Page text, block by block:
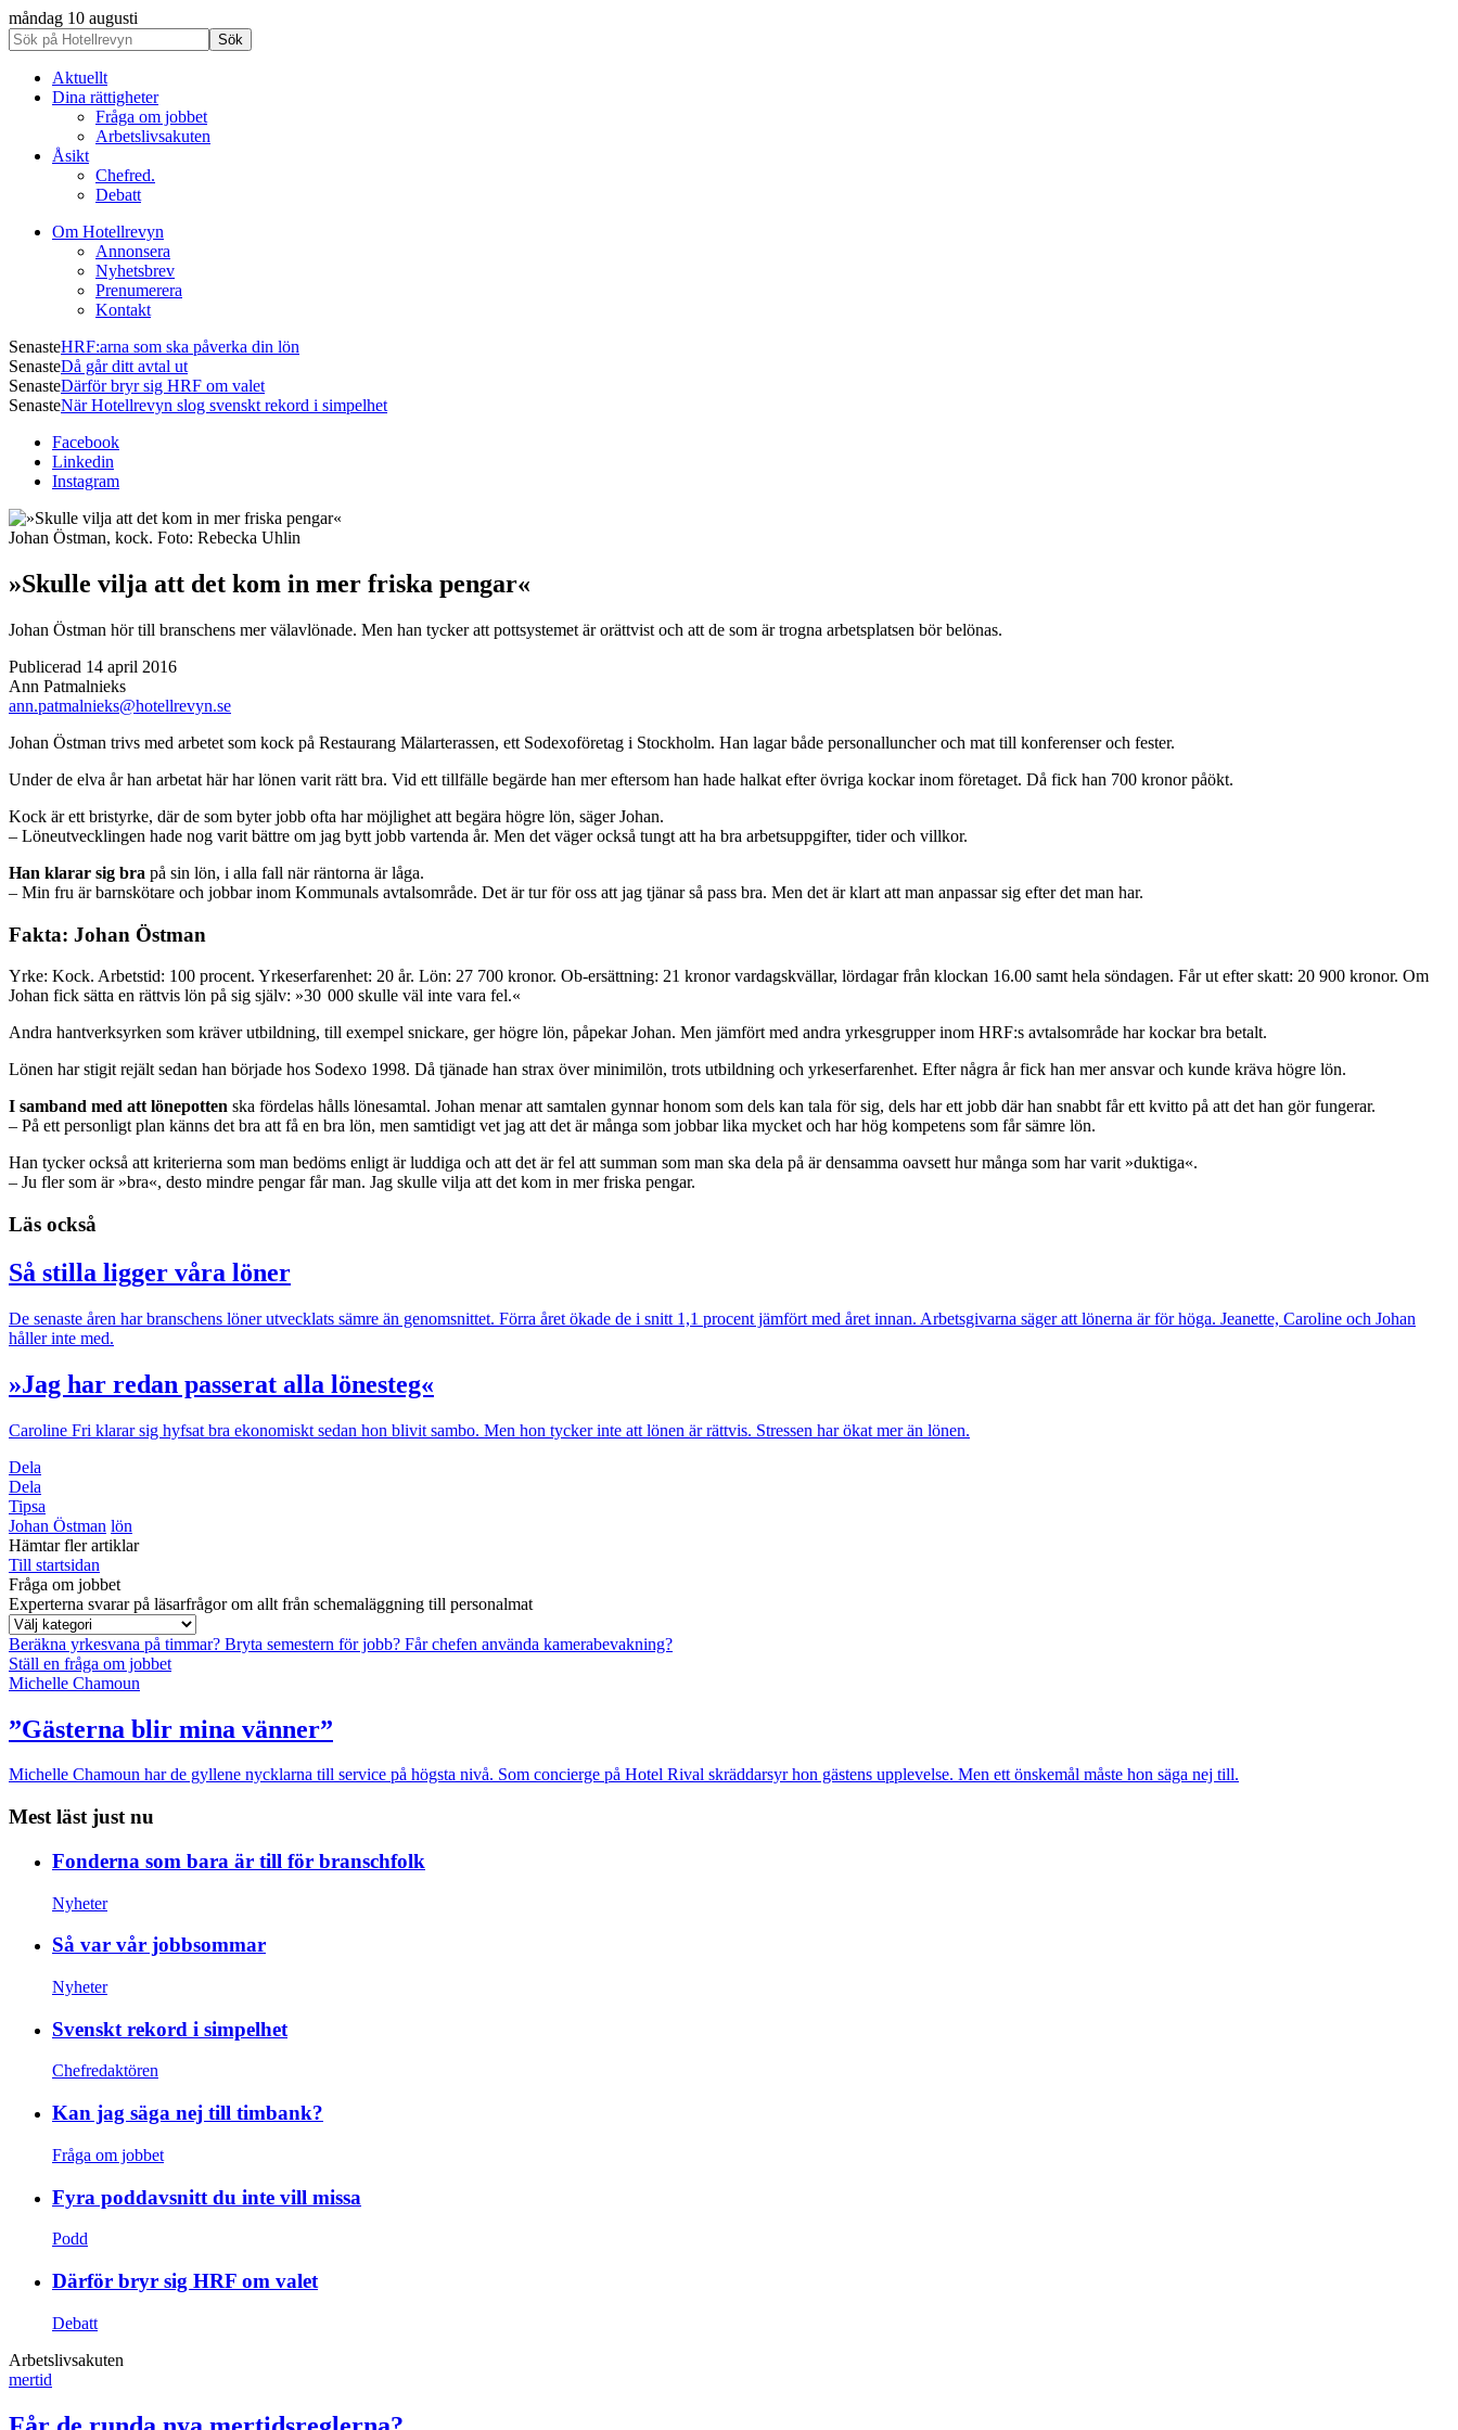
måndag 10 augusti
Aktuellt
Dina rättigheter
Fråga om jobbet
Arbetslivsakuten
Åsikt
Chefred.
Debatt
Om Hotellrevyn
Annonsera
Nyhetsbrev
Prenumerera
Kontakt
SenasteHRF:arna som ska påverka din lön
SenasteDå går ditt avtal ut
SenasteDärför bryr sig HRF om valet
SenasteNär Hotellrevyn slog svenskt rekord i simpelhet
Facebook
Linkedin
Instagram
Johan Östman, kock. Foto: Rebecka Uhlin
»Skulle vilja att det kom in mer friska pengar«
Johan Östman hör till branschens mer väl­avlönade. Men han tycker att pottsystemet är orättvist och att de som är trogna arbetsplatsen bör belönas.
Publicerad 14 april 2016
Ann Patmalnieks
ann.patmalnieks@hotellrevyn.se
Johan Östman trivs med arbetet som kock på Restaurang Mälarterassen, ett Sodexoföretag i Stockholm. Han lagar både personalluncher och mat till konferenser och fester.
Under de elva år han arbetat här har lönen varit rätt bra. Vid ett tillfälle begärde han mer eftersom han hade halkat efter övriga kockar inom företaget. Då fick han 700 kronor påökt.
Kock är ett bristyrke, där de som byter jobb ofta har möjlighet att begära högre lön, säger Johan.
– Löneutvecklingen hade nog varit bättre om jag bytt jobb vartenda år. Men det väger också tungt att ha bra arbetsuppgifter, tider och villkor.
Han klarar sig bra på sin lön, i alla fall när räntorna är låga.
– Min fru är barnskötare och jobbar inom Kommunals avtalsområde. Det är tur för oss att jag tjänar så pass bra. Men det är klart att man anpassar sig efter det man har.
Fakta: Johan Östman
Yrke: Kock. Arbetstid: 100 procent. Yrkeserfarenhet: 20 år. Lön: 27 700 kronor. Ob-ersättning: 21 kronor vardags­kvällar, lördagar från klockan 16.00 samt hela söndagen. Får ut efter skatt: 20 900 kronor. Om
Johan fick sätta en rättvis lön på sig själv: »30 000 skulle väl inte vara fel.«
Andra hantverksyrken som kräver utbildning, till exempel snickare, ger högre lön, påpekar Johan. Men jämfört med andra yrkesgrupper inom HRF:s avtalsområde har kockar bra ­betalt.
Lönen har stigit rejält sedan han började hos Sodexo 1998. Då tjänade han strax över minimi­lön, trots utbildning och yrkeserfarenhet. Efter några år fick han mer ansvar och kunde kräva högre lön.
I samband med att lönepotten ska fördelas hålls lönesamtal. Johan menar att samtalen gynnar honom som dels kan tala för sig, dels har ett jobb där han snabbt får ett kvitto på att det han gör fungerar.
– På ett personligt plan känns det bra att få en bra lön, men samtidigt vet jag att det är många som jobbar lika mycket och har hög kompetens som får sämre lön.
Han tycker också att kriterierna som man bedöms enligt är luddiga och att det är fel att summan som man ska dela på är densamma oavsett hur många som har varit »duktiga«.
– Ju fler som är »bra«, desto mindre pengar får man. Jag skulle vilja att det kom in mer friska pengar.
Läs också
Så stilla ligger våra löner
De senaste åren har branschens löner utvecklats sämre än genomsnittet. Förra året ökade de i snitt 1,1 procent jämfört med året innan. Arbetsgivarna säger att lönerna är för höga. Jeanette, Caroline och Johan
håller inte med.
»Jag har redan passerat alla lönesteg«
Caroline Fri klarar sig hyfsat bra ekonomiskt sedan hon blivit sambo. Men hon tycker inte att lönen är rättvis. Stressen har ökat mer än lönen.
Dela
Dela
Tipsa
Johan Östman lön
Hämtar fler artiklar
Till startsidan
Fråga om jobbet
Experterna svarar på läsarfrågor om allt från schemaläggning till personalmat
Beräkna yrkesvana på timmar? Bryta semestern för jobb? Får chefen använda kamerabevakning?
Ställ en fråga om jobbet
Michelle Chamoun
”Gästerna blir mina vänner”
Michelle Chamoun har de gyllene nycklarna till service på högsta nivå. Som concierge på Hotel Rival skräddarsyr hon gästens upp­levelse. Men ett önskemål måste hon säga nej till.
Mest läst just nu
Fonderna som bara är till för branschfolk
Nyheter
Så var vår jobbsommar
Nyheter
Svenskt rekord i simpelhet
Chefredaktören
Kan jag säga nej till timbank?
Fråga om jobbet
Fyra poddavsnitt du inte vill missa
Podd
Därför bryr sig HRF om valet
Debatt
Arbetslivsakuten
mertid